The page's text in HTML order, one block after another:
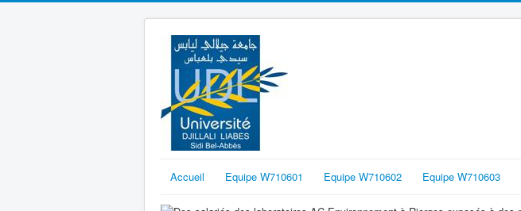
Accueil Equipe W710601 Equipe W710602 Equipe W710603